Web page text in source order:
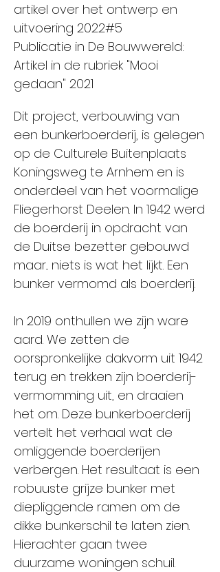
artikel over het ontwerp en
uitvoering 2022#5
Publicatie in De Bouwwereld:
Artikel in de rubriek "Mooi
gedaan" 2021
Dit project, verbouwing van
een bunkerboerderij, is gelegen
op de Culturele Buitenplaats
Koningsweg te Arnhem en is
onderdeel van het voormalige
Fliegerhorst Deelen. In 1942 werd
de boerderij in opdracht van
de Duitse bezetter gebouwd
maar... niets is wat het lijkt. Een
bunker vermomd als boerderij.
In 2019 onthullen we zijn ware
aard. We zetten de
oorspronkelijke dakvorm uit 1942
terug en trekken zijn boerderij-
vermomming uit, en draaien
het om. Deze bunkerboerderij
vertelt het verhaal wat de
omliggende boerderijen
verbergen. Het resultaat is een
robuuste grijze bunker met
diepliggende ramen om de
dikke bunkerschil te laten zien.
Hierachter gaan twee
duurzame woningen schuil.